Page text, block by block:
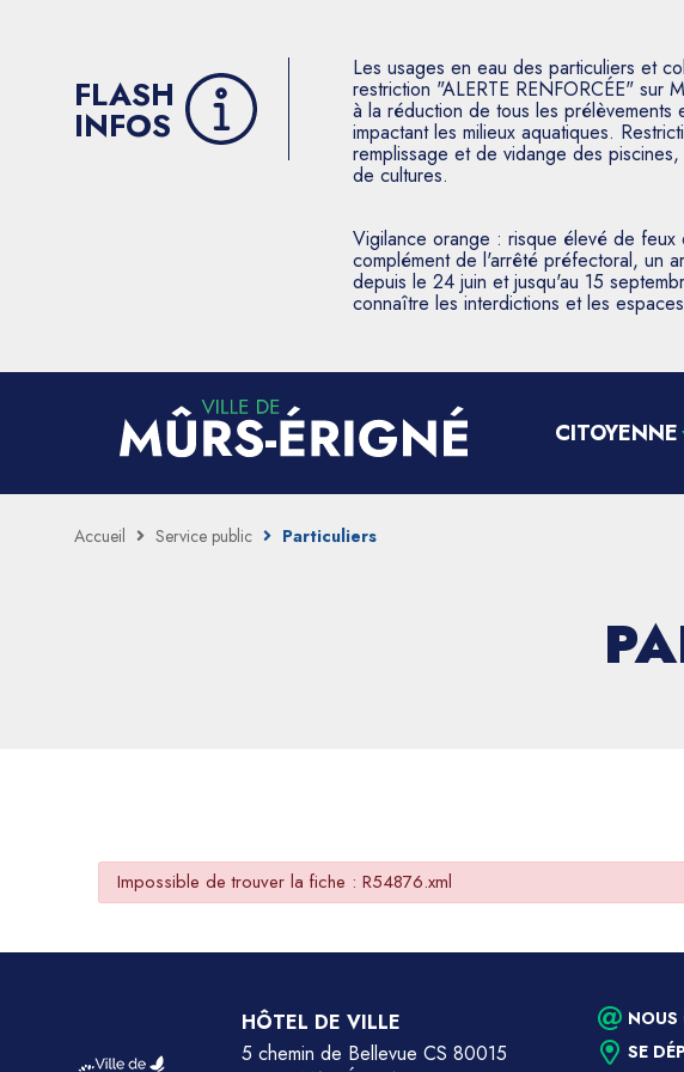
FLASH
INFOS
Les usages en eau des particuliers et
restriction "ALERTE RENFORCÉE" sur
à la réduction de tous les
impactant les milieux aquatiques.
remplissage et de vidange des
de cultures.
Vigilance orange : risque élevé de
complément de l'arrêté préfectoral, un
depuis le 24 juin et jusqu'au 15
connaître les interdictions et les
CITOYENNE
Accueil Service public Particuliers
Impossible de trouver la fiche : R54876.xml
HÔTEL DE VILLE
5 chemin de Bellevue CS 80015
NOUS
SE